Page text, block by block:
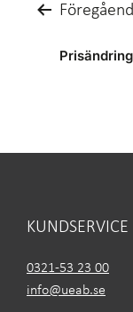
KUNDSERVICE
0321-53 23 00
info@ueab.se